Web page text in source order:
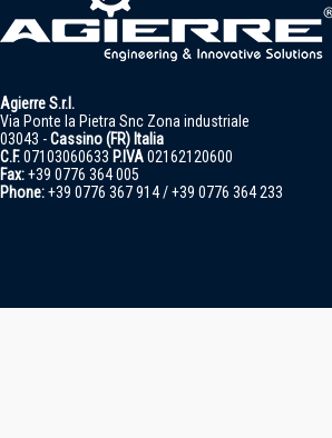
Agierre S.r.l.
Via Ponte la Pietra Snc Zona industriale
03043 -Cassino (FR) Italia
C.F.07103060633 P.IVA02162120600
Fax:+39 0776 364 005
Phone:+39 0776 367 914 / +39 0776 364 233